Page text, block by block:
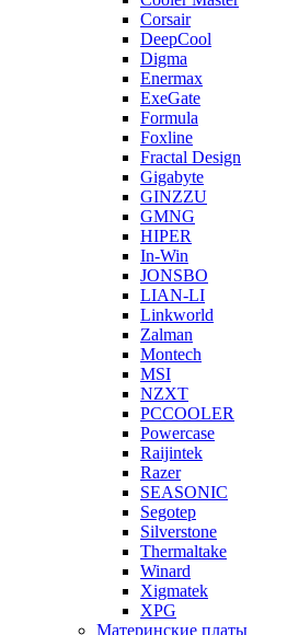
Corsair
DeepCool
Digma
Enermax
ExeGate
Formula
Foxline
Fractal Design
Gigabyte
GINZZU
GMNG
HIPER
In-Win
JONSBO
LIAN-LI
Linkworld
Zalman
Montech
MSI
NZXT
PCCOOLER
Powercase
Raijintek
Razer
SEASONIC
Segotep
Silverstone
Thermaltake
Winard
Xigmatek
XPG
Материнские платы